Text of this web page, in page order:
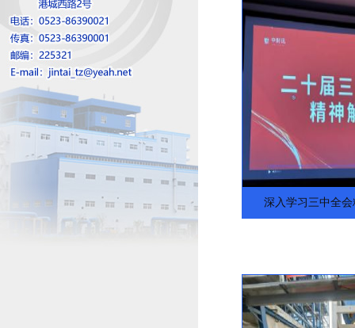
深入学习三中全